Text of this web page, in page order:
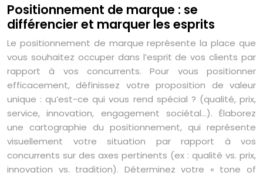
Positionnement de marque : se
différencier et marquer les esprits
Le positionnement de marque représente la place que
vous souhaitez occuper dans l’esprit de vos clients par
rapport à vos concurrents. Pour vous positionner
efficacement, définissez votre proposition de valeur
unique : qu’est-ce qui vous rend spécial ? (qualité, prix,
service, innovation, engagement sociétal…). Élaborez
une cartographie du positionnement, qui représente
visuellement votre situation par rapport à vos
concurrents sur des axes pertinents (ex : qualité vs. prix,
innovation vs. tradition). Déterminez votre « tone of